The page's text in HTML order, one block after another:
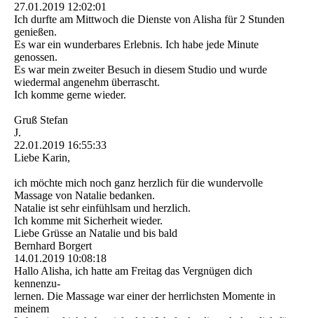
27.01.2019 12:02:01
Ich durfte am Mittwoch die Dienste von Alisha für 2 Stunden
genießen.
Es war ein wunderbares Erlebnis. Ich habe jede Minute
genossen.
Es war mein zweiter Besuch in diesem Studio und wurde
wiedermal angenehm überrascht.
Ich komme gerne wieder.
Gruß Stefan
J.
22.01.2019 16:55:33
Liebe Karin,
ich möchte mich noch ganz herzlich für die wundervolle
Massage von Natalie bedanken.
Natalie ist sehr einfühlsam und herzlich.
Ich komme mit Sicherheit wieder.
Liebe Grüsse an Natalie und bis bald
Bernhard Borgert
14.01.2019 10:08:18
Hallo Alisha, ich hatte am Freitag das Vergnügen dich
kennenzu-
lernen. Die Massage war einer der herrlichsten Momente in
meinem